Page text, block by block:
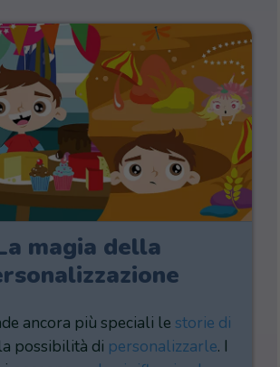
magia della
ancora più speciali le storie di
possibilità di personalizzarle. I